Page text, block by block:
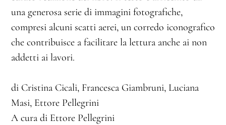
una generosa serie di immagini fotografiche,
compresi alcuni scatti aerei, un corredo iconografico
che contribuisce a facilitare la lettura anche ai non
addetti ai lavori.
di Cristina Cicali, Francesca Giambruni, Luciana
Masi, Ettore Pellegrini
A cura di Ettore Pellegrini